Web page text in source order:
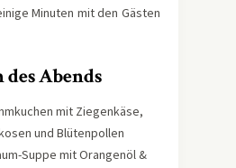
Minuten mit den Gästen
des Abends
mit Ziegenkäse,
und Blütenpollen
Suppe mit Orangenöl &